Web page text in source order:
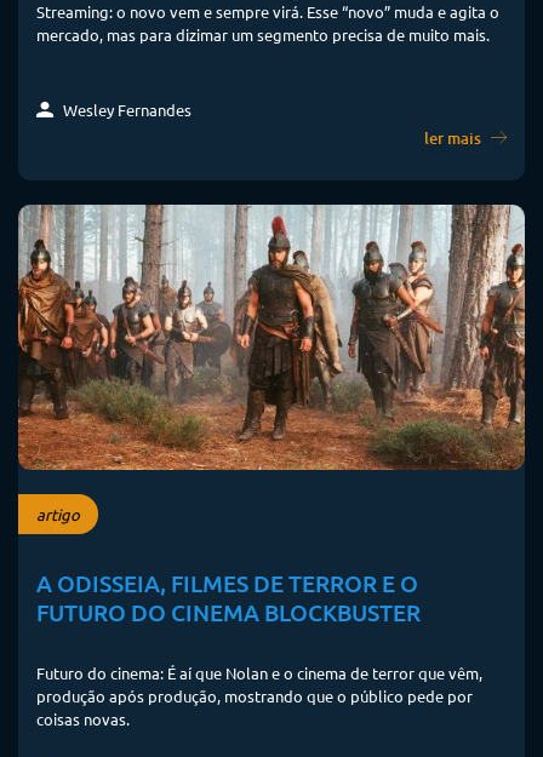
Streaming: o novo vem e sempre virá. Esse “novo” muda e agita o
mercado, mas para dizimar um segmento precisa de muito mais.
Wesley Fernandes
ler mais
artigo
A ODISSEIA, FILMES DE TERROR E O
FUTURO DO CINEMA BLOCKBUSTER
Futuro do cinema: É aí que Nolan e o cinema de terror que vêm,
produção após produção, mostrando que o público pede por
coisas novas.